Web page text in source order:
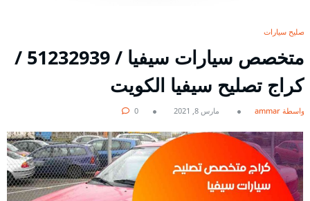
تصليح سيارات
متخصص سيارات سيفيا / 51232939‬ /
كراج تصليح سيفيا الكويت
بواسطة ammar مارس 8, 2021 0